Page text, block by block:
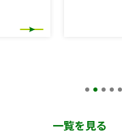
一覧を見る